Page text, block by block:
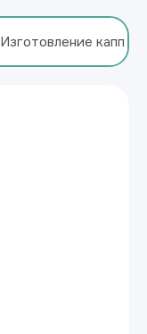
Изготовление капп